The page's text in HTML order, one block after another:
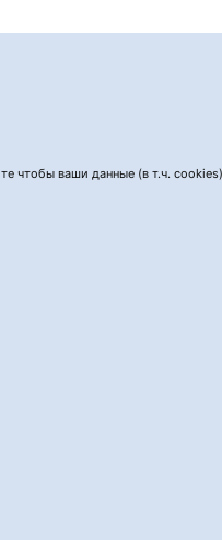
чтобы ваши данные (в т.ч.